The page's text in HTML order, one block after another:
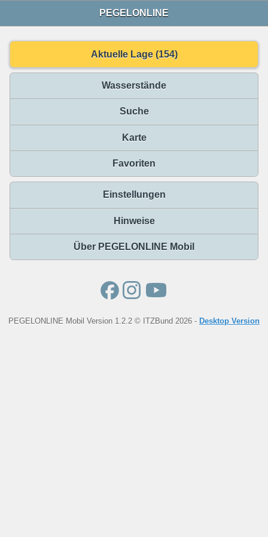
PEGELONLINE
Aktuelle Lage (154)
Wasserstände
Suche
Karte
Favoriten
Einstellungen
Hinweise
Über PEGELONLINE Mobil
PEGELONLINE Mobil Version 1.2.2 © ITZBund 2026 - Desktop Version